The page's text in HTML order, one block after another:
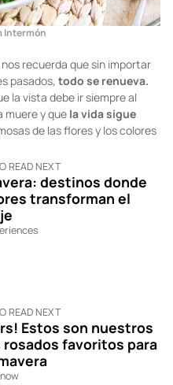
Intermón
recuerda que sin importar
pasados, todo se renueva.
la vista debe ir siempre al
muere y que la vida sigue
de las flores y los colores
READ NEXT
destinos donde
transforman el
READ NEXT
Estos son nuestros
rosados favoritos para